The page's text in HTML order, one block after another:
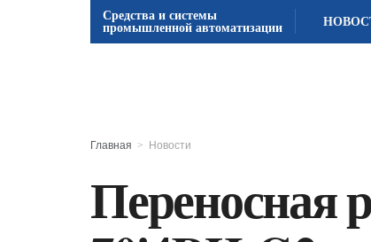
Средства и системы
промышленной автоматизации
Главная Новости
Переносная